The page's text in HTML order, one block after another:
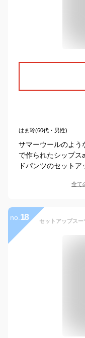
はま玲(60代・男性)
サマーウールのよう
で作られたシップス
ドパンツのセットア
全て
no. 18